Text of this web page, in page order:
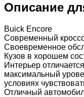
Описание
Buick Encore
Современный
Своевременное
Кузов в хорошем
Интерьер
максимальный
условиях
Отличный